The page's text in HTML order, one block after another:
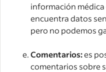
información
encuentra datos
pero no podemos
Comentarios:es
comentarios sobre